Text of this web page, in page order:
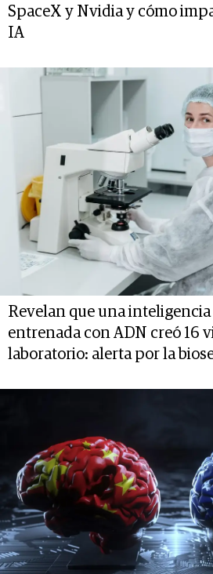
SpaceX y Nvidia y cómo
IA
Revelan que una
entrenada con ADN creó 16
laboratorio: alerta por la